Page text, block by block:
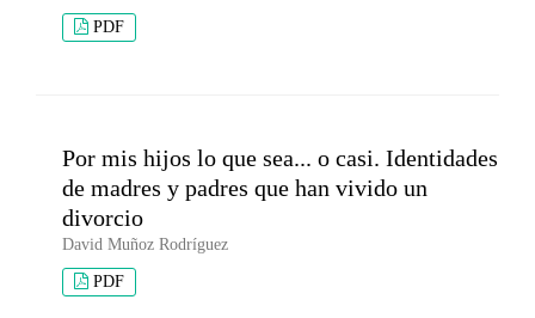
PDF
Por mis hijos lo que sea... o casi. Identidades
de madres y padres que han vivido un
divorcio
David Muñoz Rodríguez
PDF